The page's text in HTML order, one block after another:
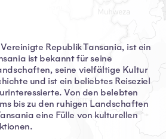
Republik Tansania, ist ein
ist bekannt für seine
seine vielfältige Kultur
und ist ein beliebtes Reiseziel
Von den belebten
bis zu den ruhigen Landschaften
eine Fülle von kulturellen